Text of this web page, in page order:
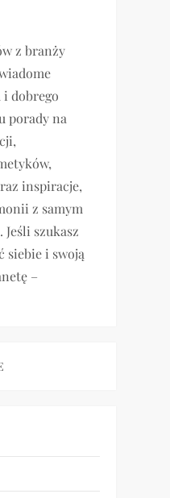
z branży
i dobrego
porady na
inspiracje,
z samym
szukasz
siebie i swoją
–